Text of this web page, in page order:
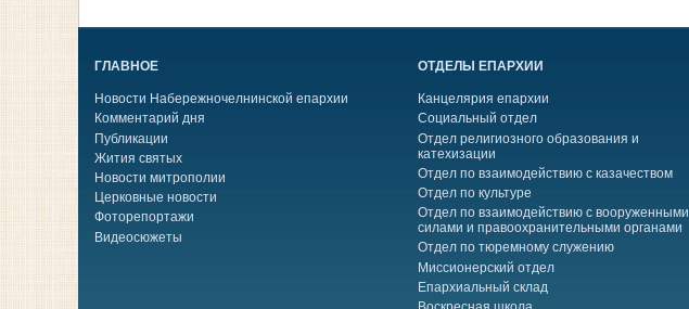
ГЛАВНОЕ
Новости Набережночелнинской епархии
Комментарий дня
Публикации
Жития святых
Новости митрополии
Церковные новости
Фоторепортажи
Видеосюжеты
ОТДЕЛЫ ЕПАРХИИ
Канцелярия епархии
Социальный отдел
Отдел религиозного образования и
катехизации
Отдел по взаимодействию с казачеством
Отдел по культуре
Отдел по взаимодействию с вооруженными
силами и правоохранительными органами
Отдел по тюремному служению
Миссионерский отдел
Епархиальный склад